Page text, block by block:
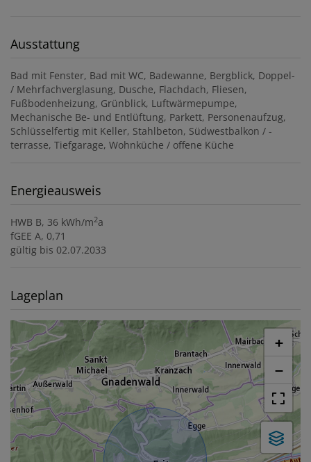
Ausstattung
Bad mit Fenster Bad mit WC Badewanne Bergblick Doppel-
/ Mehrfachverglasung Dusche Flachdach Fliesen
Fußbodenheizung Grünblick Luftwärmepumpe
Mechanische Be- und Entlüftung Parkett Personenaufzug
Schlüsselfertig mit Keller Stahlbeton Südwestbalkon / -
terrasse Tiefgarage Wohnküche / offene Küche
Energieausweis
HWB B, 36 kWh/m2a
fGEE A, 0,71
gültig bis 02.07.2033
Lageplan
+
−